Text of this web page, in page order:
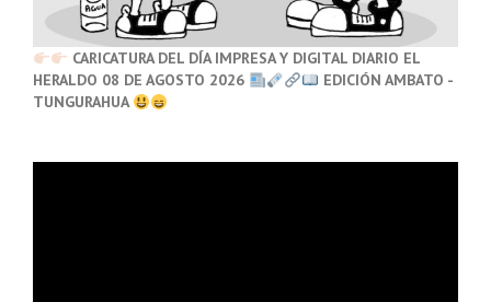
CARICATURA DEL DÍA IMPRESA Y DIGITAL DIARIO EL
HERALDO 08 DE AGOSTO 2026
EDICIÓN AMBATO -
TUNGURAHUA